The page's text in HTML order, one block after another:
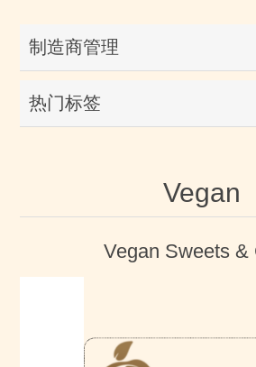
制造商管理
热门标签
Vegan
Vegan Sweets &